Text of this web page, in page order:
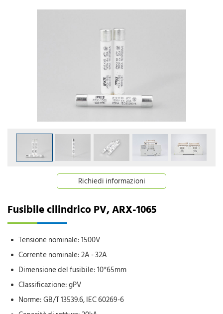
Richiedi informazioni
Fusibile cilindrico PV, ARX-1065
Tensione nominale: 1500V
Corrente nominale: 2A - 32A
Dimensione del fusibile: 10*65mm
Classificazione: gPV
Norme: GB/T 13539.6, IEC 60269-6